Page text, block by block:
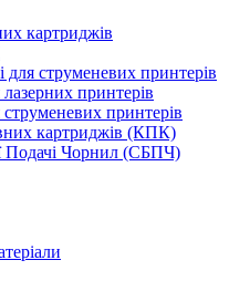
картриджів
для струменевих принтерів
принтерів
принтерів
картриджів (КПК)
Подачі Чорнил (СБПЧ)